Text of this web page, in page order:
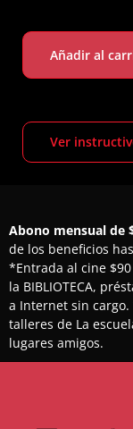
Añadir al
Ver
Abono mensual de
de los beneficios
*Entrada al cine
la BIBLIOTECA,
a Internet sin
talleres de La
lugares amigos.